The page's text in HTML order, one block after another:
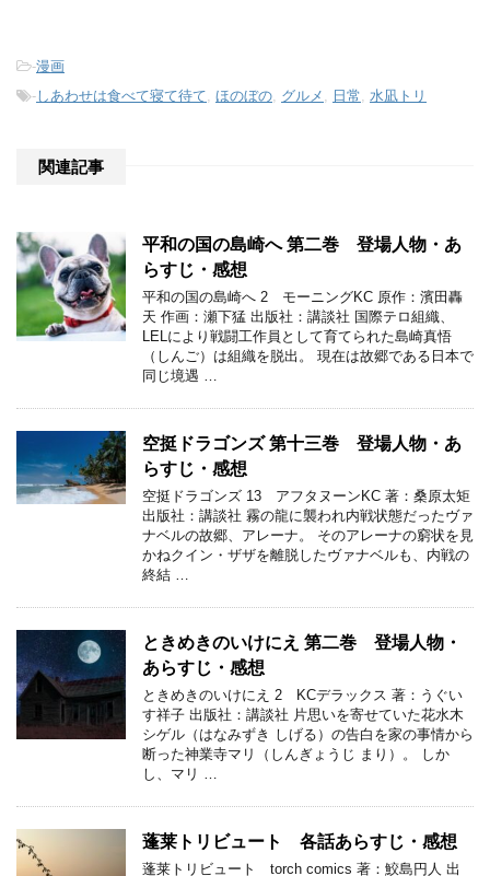
-漫画
-しあわせは食べて寝て待て ほのぼの グルメ 日常 水凪トリ
関連記事
平和の国の島崎へ 第二巻 登場人物・あ
らすじ・感想
平和の国の島崎へ 2 モーニングKC 原作：濱田轟
天 作画：瀬下猛 出版社：講談社 国際テロ組織、
LELにより戦闘工作員として育てられた島崎真悟
（しんご）は組織を脱出。 現在は故郷である日本で
同じ境遇 …
空挺ドラゴンズ 第十三巻 登場人物・あ
らすじ・感想
空挺ドラゴンズ 13 アフタヌーンKC 著：桑原太矩
出版社：講談社 霧の龍に襲われ内戦状態だったヴァ
ナベルの故郷、アレーナ。 そのアレーナの窮状を見
かねクイン・ザザを離脱したヴァナベルも、内戦の
終結 …
ときめきのいけにえ 第二巻 登場人物・
あらすじ・感想
ときめきのいけにえ 2 KCデラックス 著：うぐい
す祥子 出版社：講談社 片思いを寄せていた花水木
シゲル（はなみずき しげる）の告白を家の事情から
断った神業寺マリ（しんぎょうじ まり）。 しか
し、マリ …
蓬莱トリビュート 各話あらすじ・感想
蓬莱トリビュート torch comics 著：鮫島円人 出